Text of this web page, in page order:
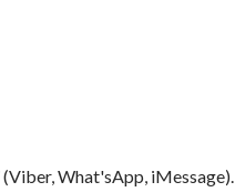
What'sApp, iMessage).